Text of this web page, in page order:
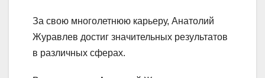
За свою многолетнюю карьеру, Анатолий
Журавлев достиг значительных результатов
в различных сферах.